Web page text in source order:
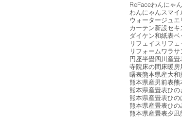
ReFaceわんにゃ
わんにゃんスマイ
ウォータージュエ
カーテン新設セキ
ダイケン和紙表ベ
リフェイス リフ
リフォームワラサ
円座半畳四川産畳
寺院床の間床暖
曙表熊本県産大和
熊本県産男前表熊
熊本県産畳表ひの
熊本県産畳表ひの
熊本県産畳表ひの
熊本県産畳表夕凪